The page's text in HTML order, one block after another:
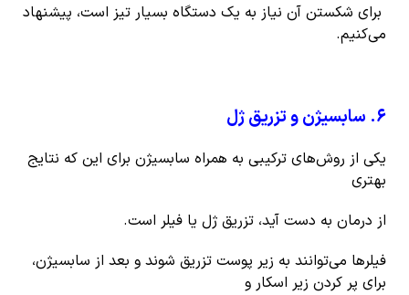
برای شکستن آن نیاز به یک دستگاه بسیار تیز است، پیشنهاد
می‌کنیم.
۶. سابسیژن و تزریق ژل
یکی از روش‌های ترکیبی به همراه سابسیژن برای این که نتایج
بهتری
از درمان به دست آید، تزریق ژل یا فیلر است.
فیلرها می‌توانند به زیر پوست تزریق شوند و بعد از سابسیژن،
برای پر کردن زیر اسکار و